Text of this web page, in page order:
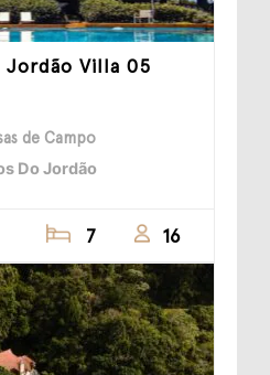
Jordão Villa 05
de Campo
Do Jordão
7 16